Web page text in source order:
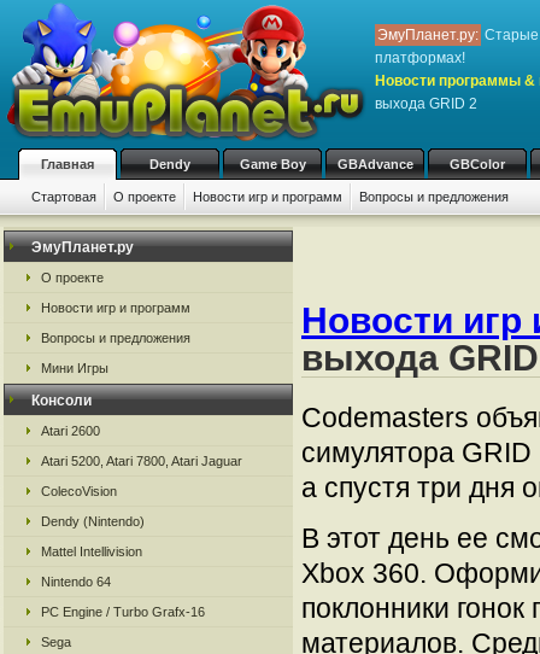
ЭмуПланет.ру: Старые
платформах!
Новости программы &
выхода GRID 2
Главная Dendy Game Boy GBAdvance GBColor
Стартовая О проекте Новости игр и программ Вопросы и предложения
ЭмуПланет.ру
О проекте
Новости игр и программ
Вопросы и предложения
Мини Игры
Консоли
Atari 2600
Atari 5200, Atari 7800, Atari Jaguar
ColecoVision
Dendy (Nintendo)
Mattel Intellivision
Nintendo 64
PC Engine / Turbo Grafx-16
Sega
Новости игр
выхода
Codemasters
симулятора
а спустя три дня
В этот день ее
Xbox 360.
поклонники
материалов.